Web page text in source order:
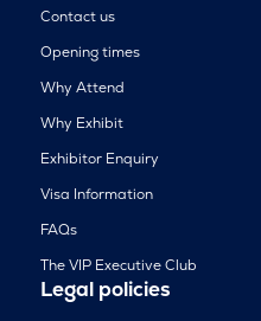
Contact us
Opening times
Why Attend
Why Exhibit
Exhibitor Enquiry
Visa Information
FAQs
The VIP Executive Club
Legal policies